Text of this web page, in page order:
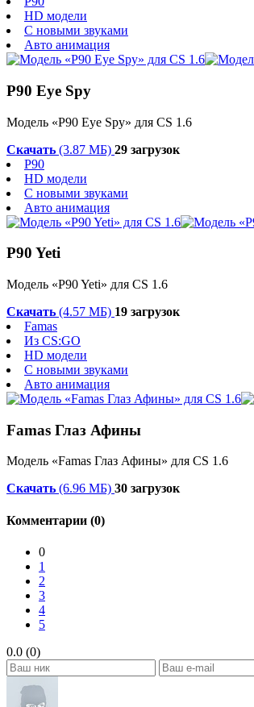
HD модели
С новыми звуками
Авто анимация
P90 Eye Spy
Модель «P90 Eye Spy» для CS 1.6
Скачать (3.87 МБ) 29 загрузок
P90
HD модели
С новыми звуками
Авто анимация
P90 Yeti
Модель «P90 Yeti» для CS 1.6
Скачать (4.57 МБ) 19 загрузок
Famas
Из CS:GO
HD модели
С новыми звуками
Авто анимация
Famas Глаз Афины
Модель «Famas Глаз Афины» для CS 1.6
Скачать (6.96 МБ) 30 загрузок
Комментарии (0)
0
1
2
3
4
5
0.0 (0)